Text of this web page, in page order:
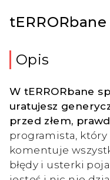
ZALOGUJ
Opis
W tERRORbane
uratujesz
przed złem,
programista, który
komentuje
błędy i usterki